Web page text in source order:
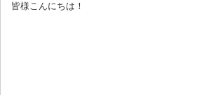
皆様こんにちは！